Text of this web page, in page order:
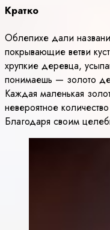
Кратко
Облепихе дали
покрывающие ветви
хрупкие деревца,
понимаешь — золото
Каждая маленькая
невероятное
Благодаря своим